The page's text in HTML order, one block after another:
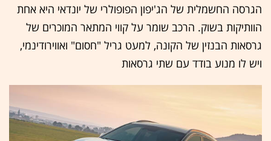
הגרסה החשמלית של הג'יפון הפופולרי של יונדאי היא אחת
הוותיקות בשוק. הרכב שומר על קווי המתאר המוכרים של
גרסאות הבנזין של הקונה, למעט גריל "חסום" ואווירודינמי,
ויש לו מנוע בודד עם שתי גרסאות